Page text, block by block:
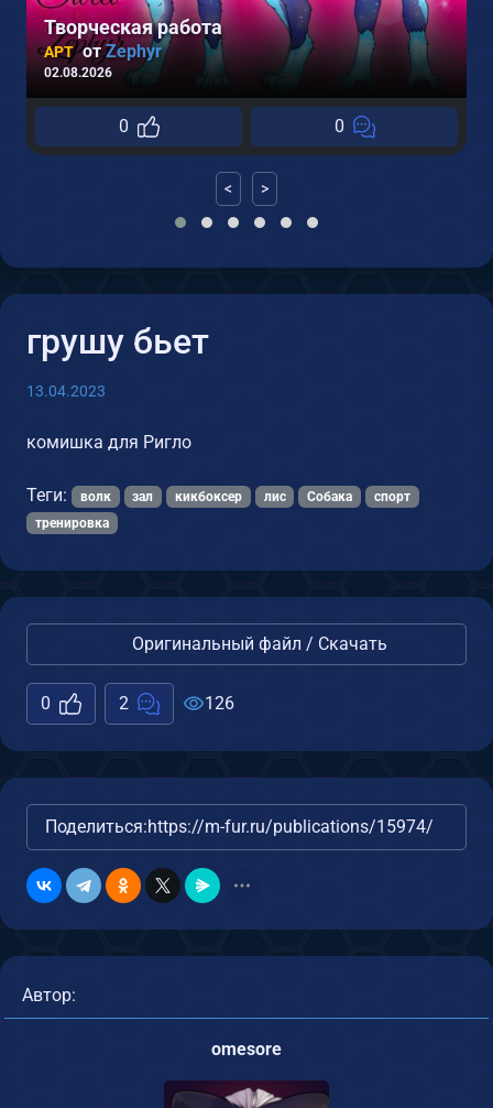
Творческая работа
АРТ отZephyr
02.08.2026
0 0
< >
грушу бьет
13.04.2023
комишка для Ригло
Теги: волк зал кикбоксер лис Собака
спорт
тренировка
Оригинальный файл / Скачать
0 2 126
Поделиться:https://m-fur.ru/publications/15974/
Автор:
omesore